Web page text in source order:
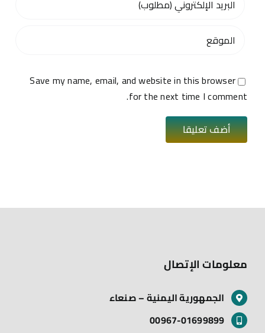
Save my name, email, and website in this browser
for the next time I comment.
معلومات الإتصال
الجمهورية اليمنية – صنعاء
00967-01699899